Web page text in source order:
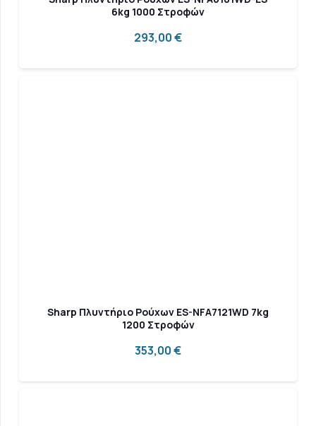
6kg 1000 Στροφών
293,00€
Sharp Πλυντήριο Ρούχων ES-NFA7121WD 7kg
1200 Στροφών
353,00€